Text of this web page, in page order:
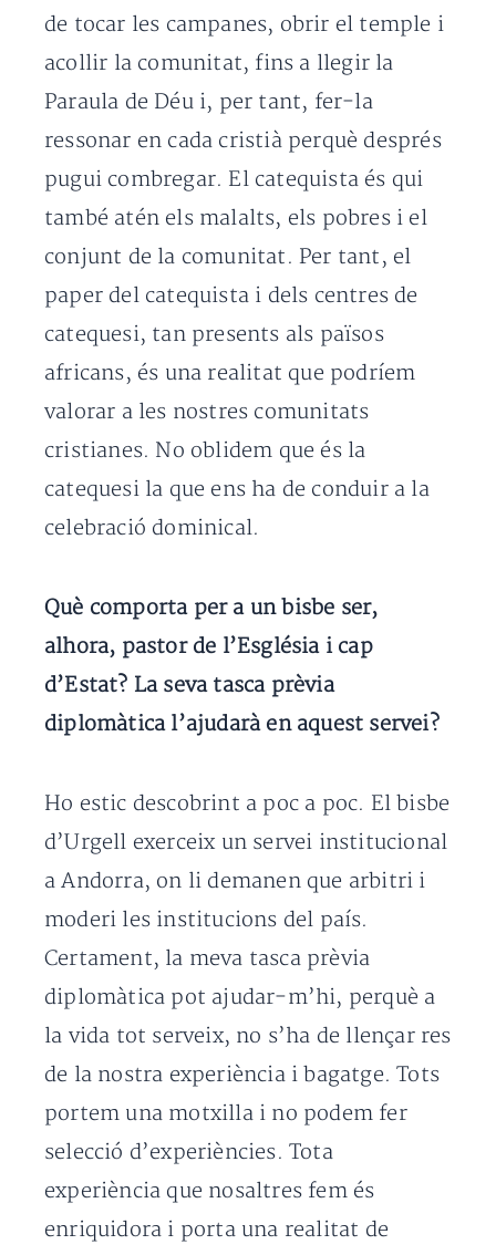
de tocar les campanes, obrir el temple i
acollir la comunitat, fins a llegir la
Paraula de Déu i, per tant, fer-la
ressonar en cada cristià perquè després
pugui combregar. El catequista és qui
també atén els malalts, els pobres i el
conjunt de la comunitat. Per tant, el
paper del catequista i dels centres de
catequesi, tan presents als països
africans, és una realitat que podríem
valorar a les nostres comunitats
cristianes. No oblidem que és la
catequesi la que ens ha de conduir a la
celebració dominical.
Què comporta per a un bisbe ser,
alhora, pastor de l’Església i cap
d’Estat? La seva tasca prèvia
diplomàtica l’ajudarà en aquest servei?
Ho estic descobrint a poc a poc. El bisbe
d’Urgell exerceix un servei institucional
a Andorra, on li demanen que arbitri i
moderi les institucions del país.
Certament, la meva tasca prèvia
diplomàtica pot ajudar-m’hi, perquè a
la vida tot serveix, no s’ha de llençar res
de la nostra experiència i bagatge. Tots
portem una motxilla i no podem fer
selecció d’experiències. Tota
experiència que nosaltres fem és
enriquidora i porta una realitat de